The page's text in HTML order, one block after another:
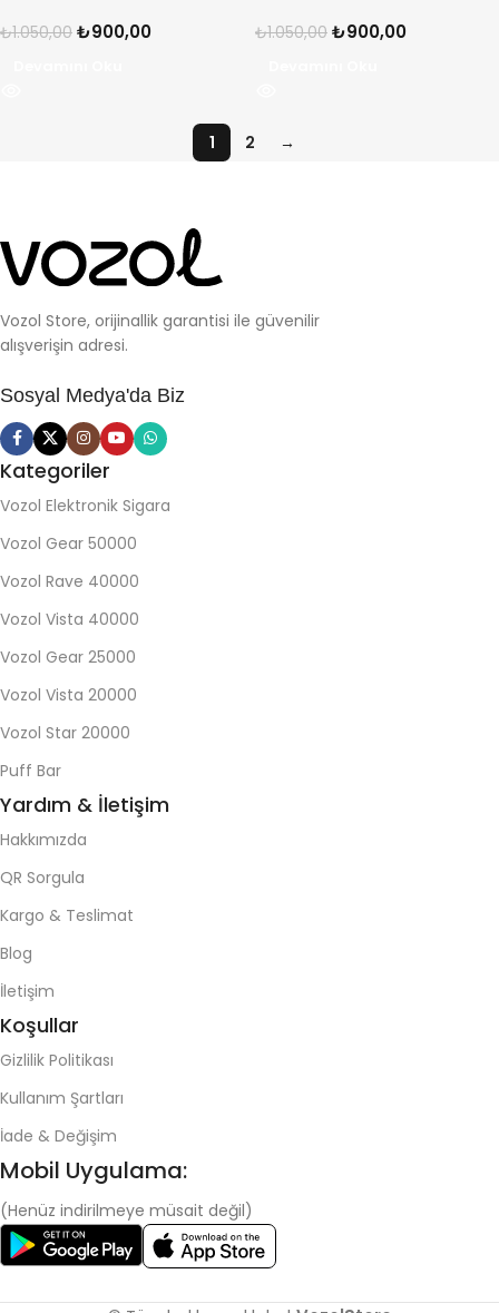
₺1.050,00 ₺900,00 ₺1.050,00 ₺900,00
1 2 →
Vozol Store, orijinallik garantisi ile güvenilir
alışverişin adresi.
Sosyal Medya'da Biz
Kategoriler
Vozol Elektronik Sigara
Vozol Gear 50000
Vozol Rave 40000
Vozol Vista 40000
Vozol Gear 25000
Vozol Vista 20000
Vozol Star 20000
Puff Bar
Yardım & İletişim
Hakkımızda
QR Sorgula
Kargo & Teslimat
Blog
İletişim
Koşullar
Gizlilik Politikası
Kullanım Şartları
İade & Değişim
Mobil Uygulama:
(Henüz indirilmeye müsait değil)